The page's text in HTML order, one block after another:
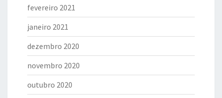
fevereiro 2021
janeiro 2021
dezembro 2020
novembro 2020
outubro 2020